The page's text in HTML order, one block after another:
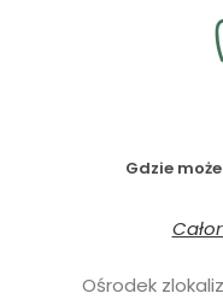
Gdzie
Ośrodek